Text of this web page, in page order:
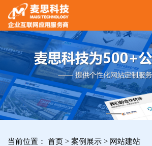
17789288861
全
国
咨
当前位置：首页 >案例展示> 网站建站